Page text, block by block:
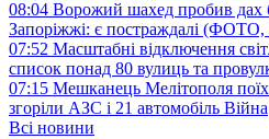
08:04 Ворожий шахед пробив дах
Запоріжжі: є постраждалі
07:52 Масштабні відключення
список понад 80 вулиць та
07:15 Мешканець Мелітополя
згоріли АЗС і 21 автомобіль Війна
Всі новини